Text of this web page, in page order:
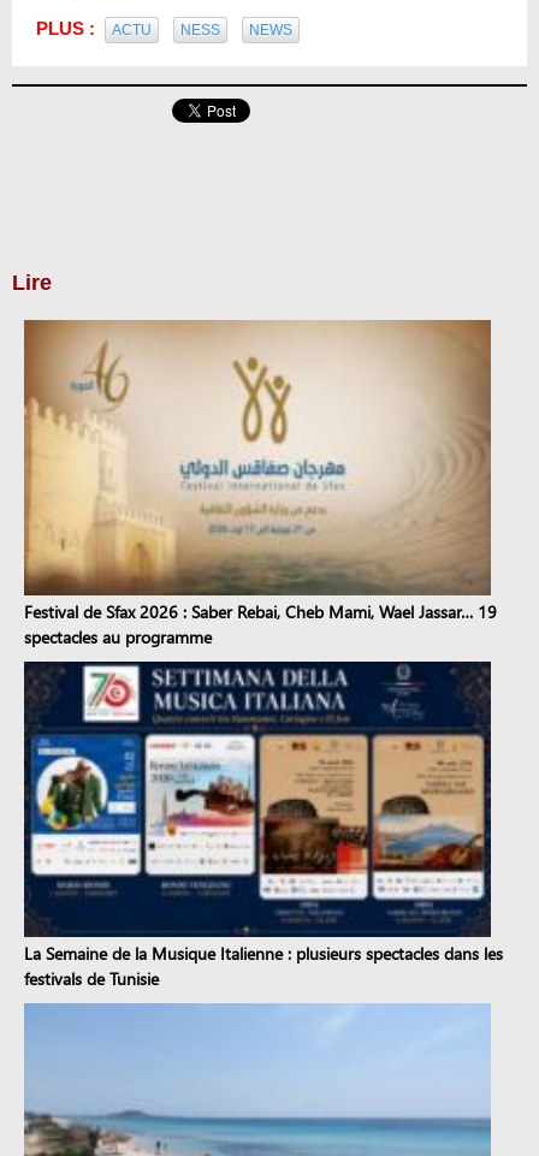
PLUS : ACTU NESS NEWS
Lire
Festival de Sfax 2026 : Saber Rebai, Cheb Mami, Wael Jassar… 19
spectacles au programme
La Semaine de la Musique Italienne : plusieurs spectacles dans les
festivals de Tunisie